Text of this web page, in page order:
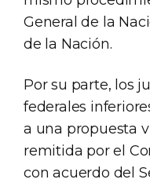
General de la
de la Nación.
Por su parte, los
federales
a una propuesta
remitida por el
con acuerdo del